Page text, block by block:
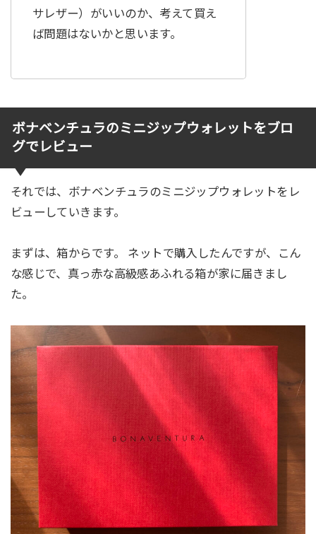
サレザー）がいいのか、考えて買え
ば問題はないかと思います。
ボナベンチュラのミニジップウォレットをブロ
グでレビュー
それでは、ボナベンチュラのミニジップウォレットをレ
ビューしていきます。
まずは、箱からです。 ネットで購入したんですが、こん
な感じで、真っ赤な高級感あふれる箱が家に届きまし
た。